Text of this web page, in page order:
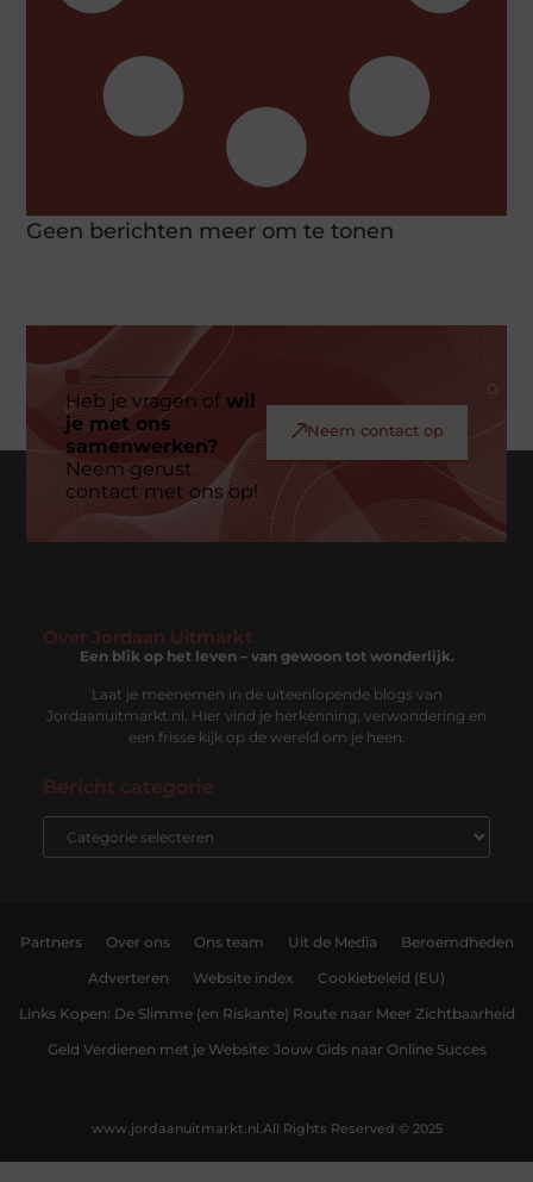
Geen berichten meer om te tonen
Heb je vragen ofwil
je met ons
samenwerken?
Neem gerust
contact met ons op!
Neem contact op
Over Jordaan Uitmarkt
Een blik op het leven – van gewoon tot wonderlijk.
Laat je meenemen in de uiteenlopende blogs van
Jordaanuitmarkt.nl. Hier vind je herkenning, verwondering en
een frisse kijk op de wereld om je heen.
Bericht categorie
Partners Over ons Ons team Uit de Media Beroemdheden
Adverteren Website index Cookiebeleid (EU)
Links Kopen: De Slimme (en Riskante) Route naar Meer Zichtbaarheid
Geld Verdienen met je Website: Jouw Gids naar Online Succes
All Rights Reserved © 2025
www.jordaanuitmarkt.nl.